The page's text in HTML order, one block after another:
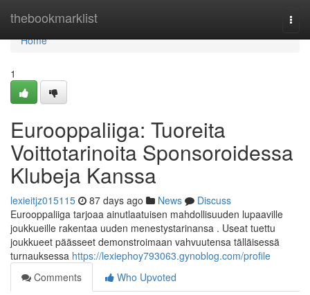
thebookmarklist
Home
Home
1
Eurooppaliiga: Tuoreita
Voittotarinoita Sponsoroidessa
Klubeja Kanssa
lexieitjz015115 87 days ago News
Discuss
Eurooppaliiga tarjoaa ainutlaatuisen mahdollisuuden lupaaville
joukkueille rakentaa uuden menestystarinansa . Useat tuettu
joukkueet päässeet demonstroimaan vahvuutensa tälläisessä
turnauksessa https://lexiephoy793063.gynoblog.com/profile
Comments
Who Upvoted